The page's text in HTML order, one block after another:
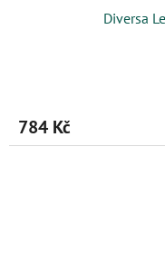
Diversa
784 Kč